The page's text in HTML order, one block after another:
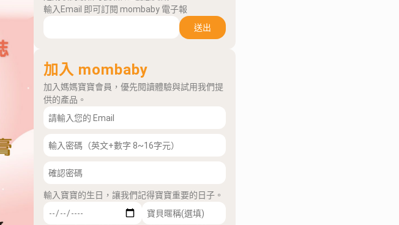
輸入Email 即可訂閱 mombaby 電子報
送出
加入 mombaby
加入媽媽寶寶會員，優先閱讀體驗與試用我們提
供的產品。
輸入寶寶的生日，讓我們記得寶寶重要的日子。